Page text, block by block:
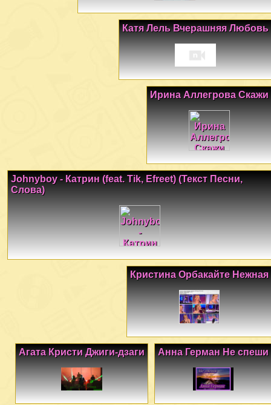
Катя Лель Вчерашняя Любовь
Ирина Аллегрова Скажи
Johnyboy - Катрин (feat. Tik, Efreet) (Текст Песни,
Слова)
Кристина Орбакайте Нежная
Анна Герман Не спеши
Агата Кристи Джиги-дзаги